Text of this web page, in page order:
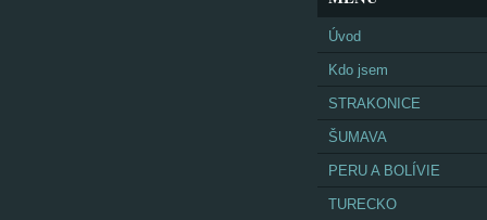
Úvod
Kdo jsem
STRAKONICE
ŠUMAVA
PERU A BOLÍVIE
TURECKO